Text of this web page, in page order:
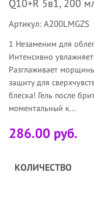
Q10+R 5в1, 200
Артикул: A200LMGZS
1 Незаменим для
Интенсивно
Разглаживает
защиту для
блеска! Гель после
моментальный к...
286.00 руб.
КОЛИЧЕСТВО